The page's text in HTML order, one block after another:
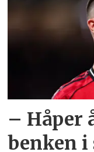
– Håper
benken i